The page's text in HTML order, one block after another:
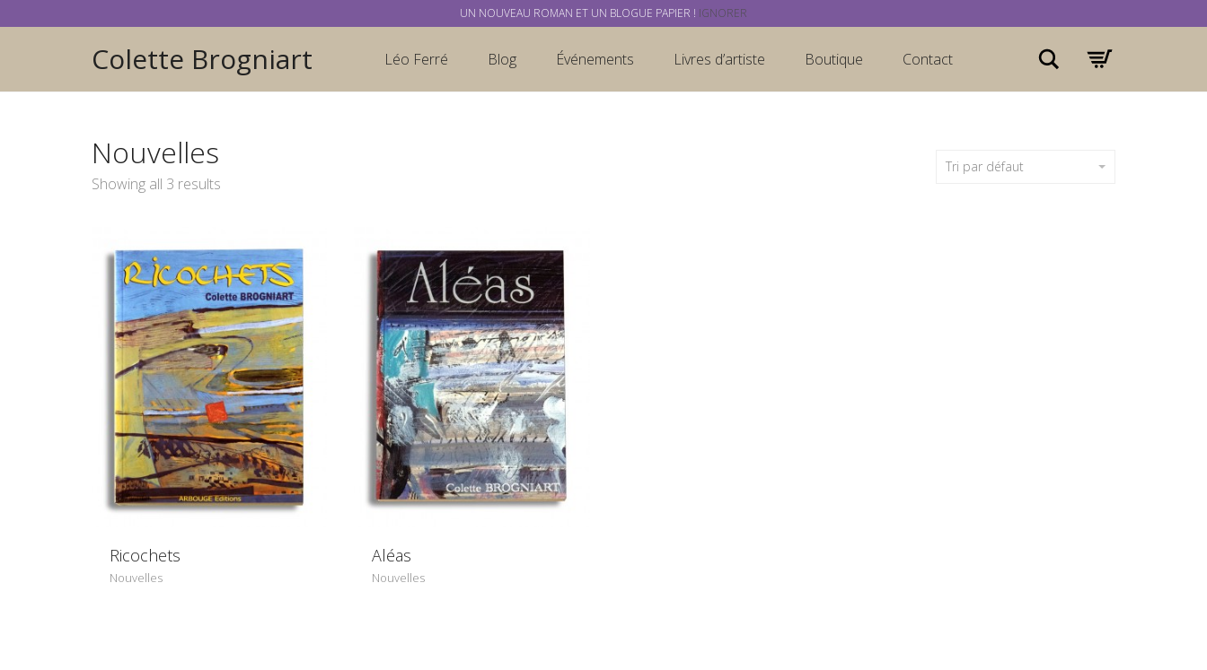
Colette Brogniart Léo Ferré Blog Événements Livres d’artiste Boutique Contact Rechercher
Nouvelles
Showing all 3 results
Tri par défaut
Ricochets
Nouvelles
Aléas
Nouvelles
UN NOUVEAU ROMAN ET UN BLOGUE PAPIER ! IGNORER